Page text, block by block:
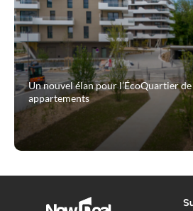
Un nouvel élan pour l’ÉcoQuartier
appartements